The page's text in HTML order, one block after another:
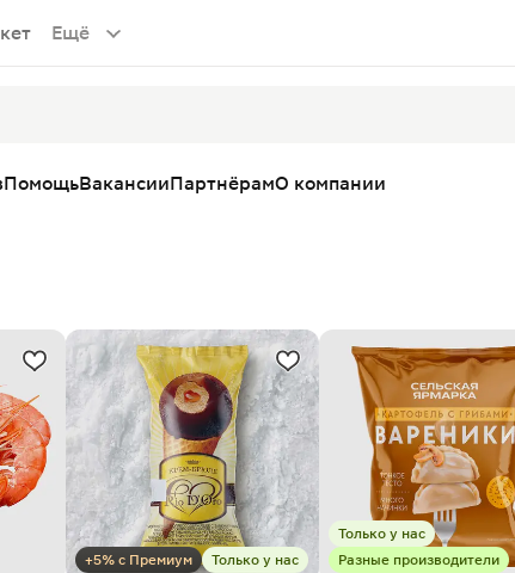
Ещё
ПомощьВакансииПартнёрамО компании
+5% с Премиум Только у нас
Только у нас
Разные производители